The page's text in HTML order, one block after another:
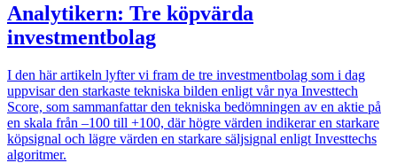
Analytikern: Tre köpvärda
investmentbolag
I den här artikeln lyfter vi fram de tre investmentbolag som i dag
uppvisar den starkaste tekniska bilden enligt vår nya Investtech
Score, som sammanfattar den tekniska bedömningen av en aktie på
en skala från –100 till +100, där högre värden indikerar en starkare
köpsignal och lägre värden en starkare säljsignal enligt Investtechs
algoritmer.